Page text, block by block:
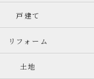
戸建て
リフォーム
土地